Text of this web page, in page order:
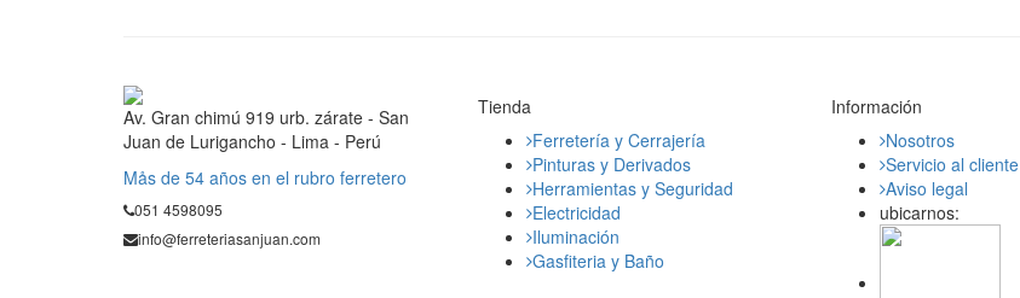
Av. Gran chimú 919 urb. zárate - San
Juan de Lurigancho - Lima - Perú
Mås de 54 años en el rubro ferretero
051 4598095
info@ferreteriasanjuan.com
Tienda
Ferretería y Cerrajería
Pinturas y Derivados
Herramientas y Seguridad
Electricidad
Iluminación
Gasfiteria y Baño
Información
Nosotros
Servicio al cliente
Aviso legal
ubicarnos: